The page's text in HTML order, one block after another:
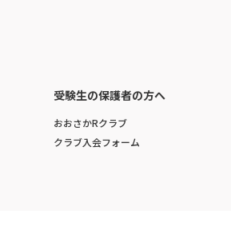
受験生の保護者の方へ
おおさかRクラブ
クラブ入会フォーム